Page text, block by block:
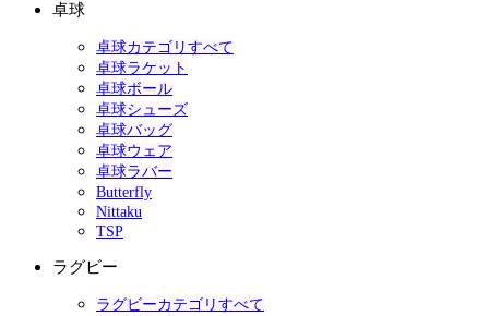
卓球
卓球カテゴリすべて
卓球ラケット
卓球ボール
卓球シューズ
卓球バッグ
卓球ウェア
卓球ラバー
Butterfly
Nittaku
TSP
ラグビー
ラグビーカテゴリすべて